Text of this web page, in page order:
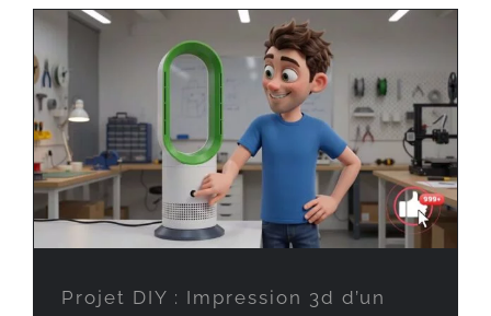
Projet DIY : Impression 3d d’un